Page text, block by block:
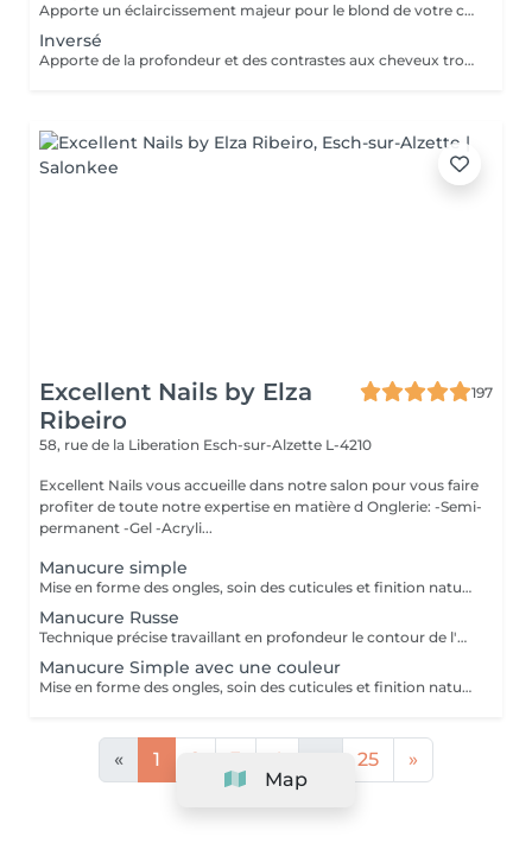
Apporte un éclaircissement majeur pour le blond de votre choix - consultation - balayage - soin epres - gloss - coupe & coiffage Le prix peut varier selon la quantité des produits utilisés.
Inversé
Apporte de la profondeur et des contrastes aux cheveux trop clairs suite à un balayage ou décoloration - consultation - balayage - soin epres - gloss - coupe & coiffage Le prix peut varier selon la quantité des produits utilisés.
Excellent Nails by Elza
Ribeiro
197
58, rue de la Liberation Esch-sur-Alzette L-4210
Excellent Nails vous accueille dans notre salon pour vous faire
profiter de toute notre expertise en matière d Onglerie: -Semi-
permanent -Gel -Acryli...
Manucure simple
Mise en forme des ongles, soin des cuticules et finition naturelle pour des mains propres et soignée.
Manucure Russe
Technique précise travaillant en profondeur le contour de l'ongle et les cuticules, pour une finition nette, durable et parfaitement soignée. Idéal avant la pose de vernis ou gel/acrylique.
Manucure Simple avec une couleur
Mise en forme des ongles, soin des cuticules et finition naturelle (manicure simples) pour des mains propres et soignée avec une couleur.
« 1 2 3 4 25
»
Map